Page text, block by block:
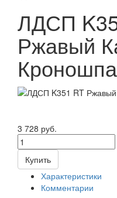
ЛДСП
Ржавый
3 728 руб.
Купить
Характеристики
Комментарии